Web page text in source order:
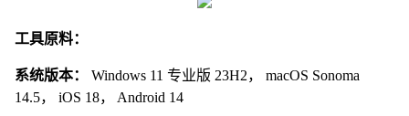
工具原料：
系统版本：
Windows 11 专业版 23H2， macOS Sonoma
14.5， iOS 18， Android 14